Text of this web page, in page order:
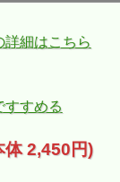
詳細はこちら
すすめる
体 2,450円)